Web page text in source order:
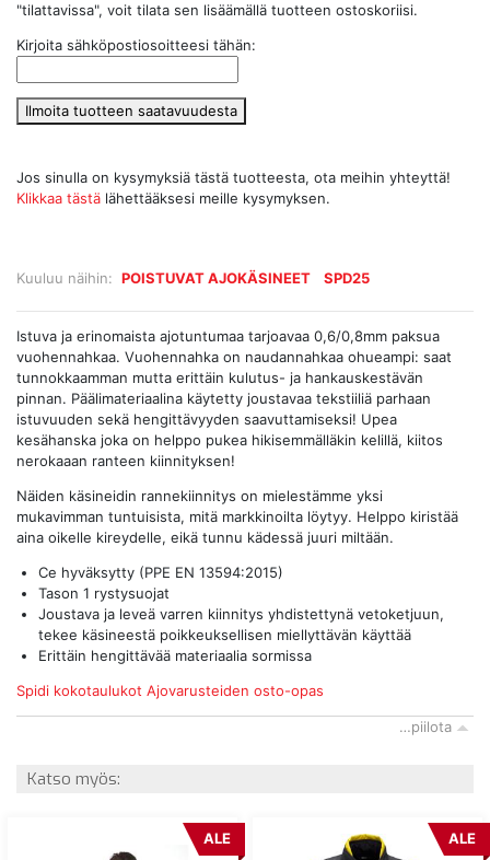
Kuuluu näihin: POISTUVAT AJOKÄSINEET SPD25
"tilattavissa", voit tilata sen lisäämällä tuotteen ostoskoriisi.
Kirjoita sähköpostiosoitteesi tähän:
Ilmoita tuotteen saatavuudesta
Jos sinulla on kysymyksiä tästä tuotteesta, ota meihin yhteyttä!
Klikkaa tästä lähettääksesi meille kysymyksen.
Istuva ja erinomaista ajotuntumaa tarjoavaa 0,6/0,8mm paksua
vuohennahkaa. Vuohennahka on naudannahkaa ohueampi: saat
tunnokkaamman mutta erittäin kulutus- ja hankauskestävän
pinnan. Päälimateriaalina käytetty joustavaa tekstiiliä parhaan
istuvuuden sekä hengittävyyden saavuttamiseksi! Upea
kesähanska joka on helppo pukea hikisemmälläkin kelillä, kiitos
nerokaaan ranteen kiinnityksen!
Näiden käsineidin rannekiinnitys on mielestämme yksi
mukavimman tuntuisista, mitä markkinoilta löytyy. Helppo kiristää
aina oikelle kireydelle, eikä tunnu kädessä juuri miltään.
Ce hyväksytty (PPE EN 13594:2015)
Tason 1 rystysuojat
Joustava ja leveä varren kiinnitys yhdistettynä vetoketjuun,
tekee käsineestä poikkeuksellisen miellyttävän käyttää
Erittäin hengittävää materiaalia sormissa
Spidi kokotaulukot Ajovarusteiden osto-opas
…piilota
Katso myös:
ALE ALE